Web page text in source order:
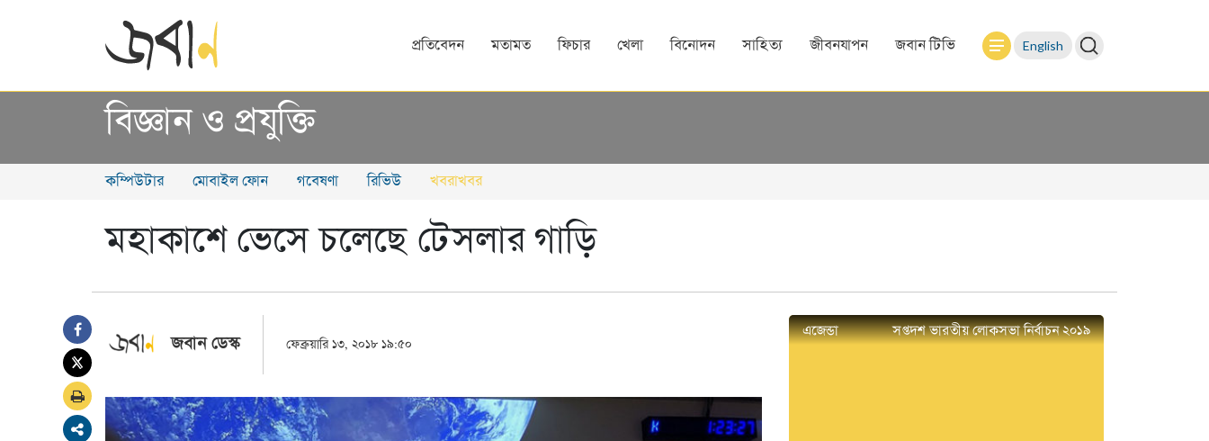
প্রতিবেদন মতামত ফিচার খেলা বিনোদন সাহিত্য জীবনযাপন জবান টিভি English
বিজ্ঞান ও প্রযুক্তি
কম্পিউটার মোবাইল ফোন গবেষণা রিভিউ খবরাখবর
মহাকাশে ভেসে চলেছে টেসলার গাড়ি
জবান ডেস্ক ফেব্রুয়ারি ১৩, ২০১৮ ১৯:৫০
এজেন্ডা সপ্তদশ ভারতীয় লোকসভা নির্বাচন ২০১৯